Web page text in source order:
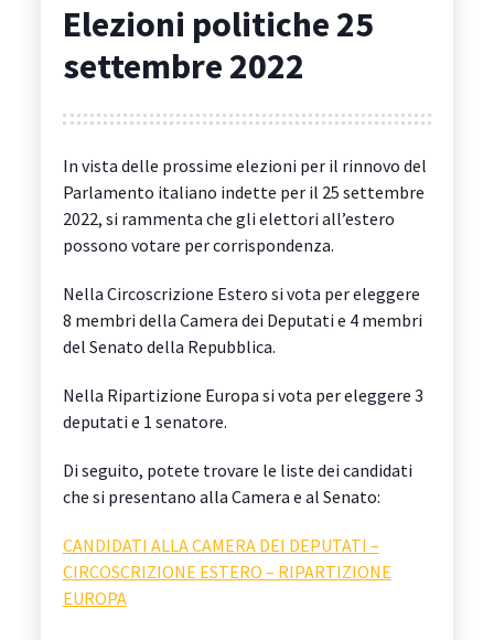
Elezioni politiche 25
settembre 2022
In vista delle prossime elezioni per il rinnovo del
Parlamento italiano indette per il 25 settembre
2022, si rammenta che gli elettori all’estero
possono votare per corrispondenza.
Nella Circoscrizione Estero si vota per eleggere
8 membri della Camera dei Deputati e 4 membri
del Senato della Repubblica.
Nella Ripartizione Europa si vota per eleggere 3
deputati e 1 senatore.
Di seguito, potete trovare le liste dei candidati
che si presentano alla Camera e al Senato:
CANDIDATI ALLA CAMERA DEI DEPUTATI –
CIRCOSCRIZIONE ESTERO – RIPARTIZIONE
EUROPA